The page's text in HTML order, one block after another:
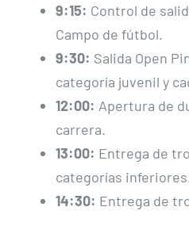
9:15: Control de
Campo de fútbol.
9:30: Salida Open
categoría juvenil y
12:00: Apertura de
carrera.
13:00: Entrega de
categorías
14:30: Entrega de